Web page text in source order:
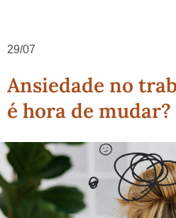
29/07
Ansiedade no
é hora de mudar?